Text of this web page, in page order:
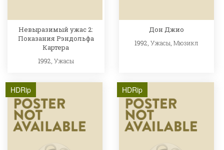
Невыразимый ужас 2:
Показания Рэндольфа
Картера
1992, Ужасы
Дон Джио
1992,Ужасы ,Мюзикл
HDRip HDRip